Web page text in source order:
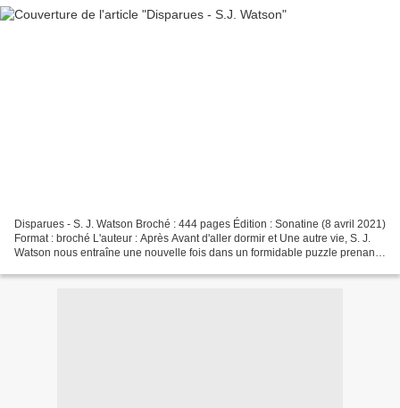
Disparues - S. J. Watson Broché : 444 pages Édition : Sonatine (8 avril 2021)
Format : broché L'auteur : Après Avant d'aller dormir et Une autre vie, S. J.
Watson nous entraîne une nouvelle fois dans un formidable puzzle prenant